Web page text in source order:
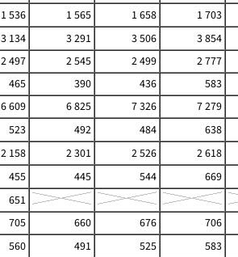
1 536 1 565 1 658 1 703
3 134 3 291 3 506 3 854
2 497 2 545 2 499 2 777
465 390 436 583
6 609 6 825 7 326 7 279
523 492 484 638
2 158 2 301 2 526 2 618
455 445 544 669
651
705 660 676 706
560 491 525 583